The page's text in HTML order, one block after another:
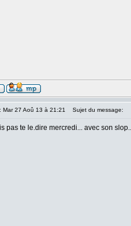
Mar 27 Aoû 13 à 21:21 Sujet du message:
pas te le.dire mercredi... avec son